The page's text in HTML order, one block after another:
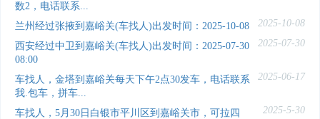
数2，电话联系...
兰州经过张掖到嘉峪关(车找人)出发时间：2025-10-08 2025-10-08
西安经过中卫到嘉峪关(车找人)出发时间：2025-07-30
08:00
2025-07-30
车找人，金塔到嘉峪关每天下午2点30发车，电话联系
我.包车，拼车...
2025-06-17
车找人，5月30日白银市平川区到嘉峪关市，可拉四
2025-5-30